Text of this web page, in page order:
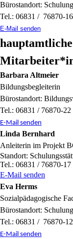
Bürostandort:
Tel.: 06831 / 76870-16
E-Mail senden
Barbara Altmeier
Bildungsbegleiterin
Bürostandort:
Tel.: 06831 / 76870-22
E-Mail senden
Linda Bernhard
Anleiterin im Projekt
Standort:
Tel.: 06831 / 76870-17
E-Mail senden
Eva Herms
Sozialpädagogische
Bürostandort:
Tel.: 06831 / 76870-12
E-Mail senden